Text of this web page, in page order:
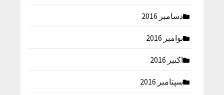
دسامبر 2016
نوامبر 2016
اکتبر 2016
سپتامبر 2016